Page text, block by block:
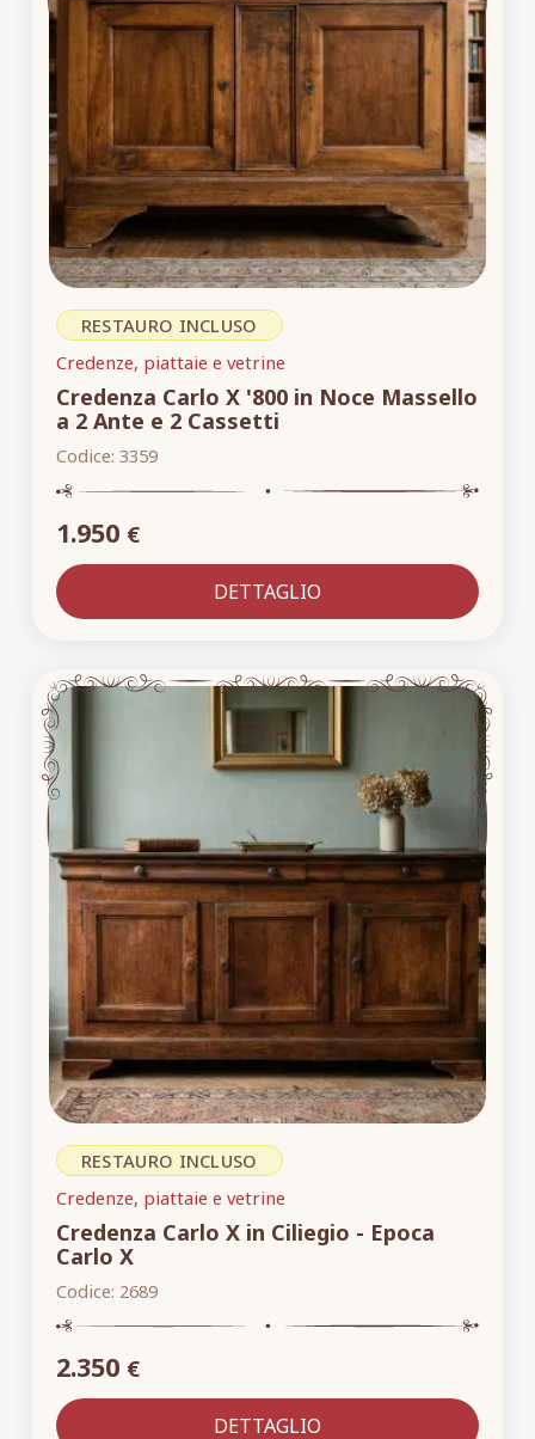
RESTAURO INCLUSO
Credenze, piattaie e vetrine
Credenza Carlo X '800 in Noce Massello
a 2 Ante e 2 Cassetti
Codice: 3359
1.950 €
DETTAGLIO
RESTAURO INCLUSO
Credenze, piattaie e vetrine
Credenza Carlo X in Ciliegio - Epoca
Carlo X
Codice: 2689
2.350 €
DETTAGLIO